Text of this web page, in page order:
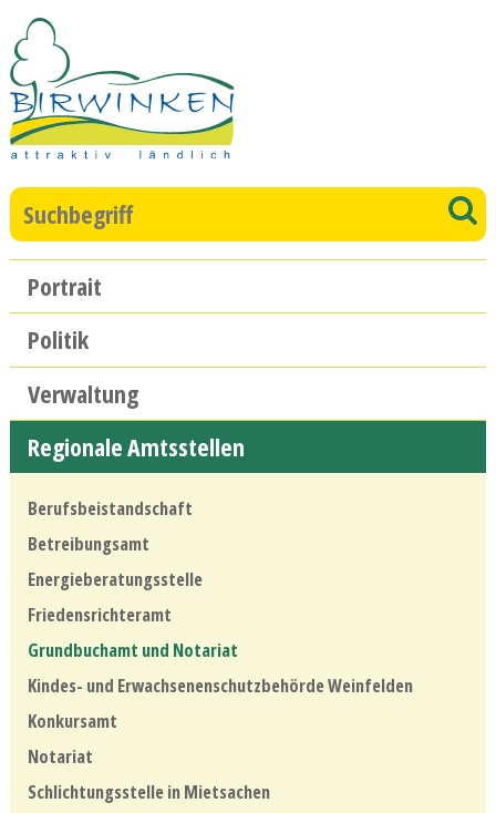
Suchbegriff
Hauptnavigation
Portrait
Politik
Verwaltung
Regionale Amtsstellen
Berufsbeistandschaft
Betreibungsamt
Energieberatungsstelle
Friedensrichteramt
Grundbuchamt und Notariat
Kindes- und Erwachsenenschutzbehörde Weinfelden
Konkursamt
Notariat
Schlichtungsstelle in Mietsachen